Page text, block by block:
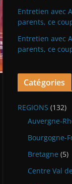
Entretien avec
parents, ce
Entretien avec
parents, ce
Catégories
REGIONS (132)
Auvergne-
Bourgogne-
Bretagne (5)
Centre Val